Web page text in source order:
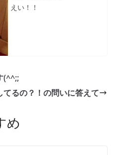
えい！！
(^^;;
るの？！の問いに答えて
め